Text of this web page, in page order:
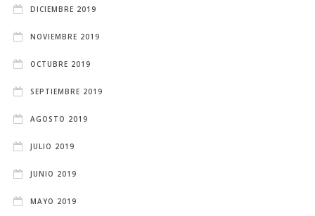
DICIEMBRE 2019
NOVIEMBRE 2019
OCTUBRE 2019
SEPTIEMBRE 2019
AGOSTO 2019
JULIO 2019
JUNIO 2019
MAYO 2019